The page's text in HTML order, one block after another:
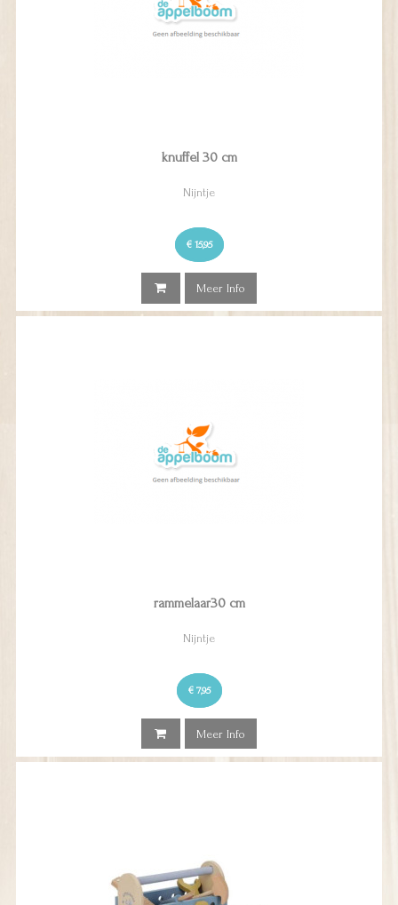
knuffel 30 cm
Nijntje
€ 15,95
Meer Info
rammelaar30 cm
Nijntje
€ 7,95
Meer Info